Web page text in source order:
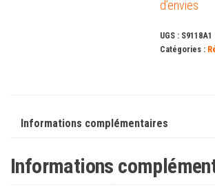
d’envies
UGS : S9118A1
Catégories :
Informations complémentaires
Informations